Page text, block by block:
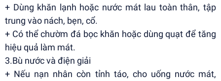
+ Dùng khăn lạnh hoặc nước mát lau toàn thân, tập
trung vào nách, bẹn, cổ.
+ Có thể chườm đá bọc khăn hoặc dùng quạt để tăng
hiệu quả làm mát.
3.Bù nước và điện giải
+ Nếu nạn nhân còn tỉnh táo, cho uống nước mát,